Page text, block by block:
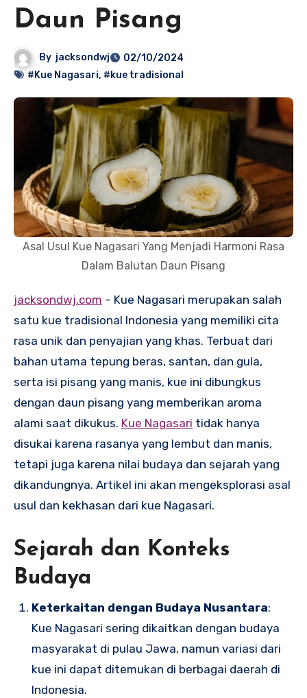
Daun Pisang
By jacksondwj
02/10/2024
#Kue Nagasari, #kue tradisional
Asal Usul Kue Nagasari Yang Menjadi Harmoni Rasa
Dalam Balutan Daun Pisang
jacksondwj.com – Kue Nagasari merupakan salah
satu kue tradisional Indonesia yang memiliki cita
rasa unik dan penyajian yang khas. Terbuat dari
bahan utama tepung beras, santan, dan gula,
serta isi pisang yang manis, kue ini dibungkus
dengan daun pisang yang memberikan aroma
alami saat dikukus. Kue Nagasari tidak hanya
disukai karena rasanya yang lembut dan manis,
tetapi juga karena nilai budaya dan sejarah yang
dikandungnya. Artikel ini akan mengeksplorasi asal
usul dan kekhasan dari kue Nagasari.
Sejarah dan Konteks
Budaya
Keterkaitan dengan Budaya Nusantara:
Kue Nagasari sering dikaitkan dengan budaya
masyarakat di pulau Jawa, namun variasi dari
kue ini dapat ditemukan di berbagai daerah di
Indonesia.